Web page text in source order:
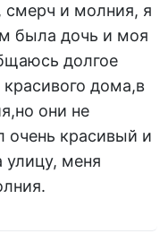
и молния, я
была дочь и моя
долгое
дома,в
они не
очень красивый и
меня